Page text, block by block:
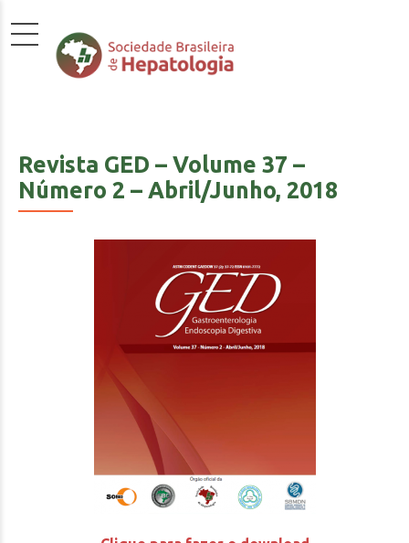
Revista GED – Volume 37 –
Número 2 – Abril/Junho, 2018